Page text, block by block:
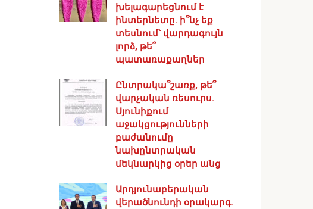
խելագարեցնում է
ինտերնետը. ի՞նչ եք
տեսնում՝ վարդագույն
լորձ, թե՞
պատառաքաղներ
Ընտրակա՞շառք, թե՞
վարչական ռեսուրս․
Սյունիքում
աջակցությունների
բաժանումը
նախընտրական
մեկնարկից օրեր անց
Արդյունաբերական
վերածնունդի օրակարգ․